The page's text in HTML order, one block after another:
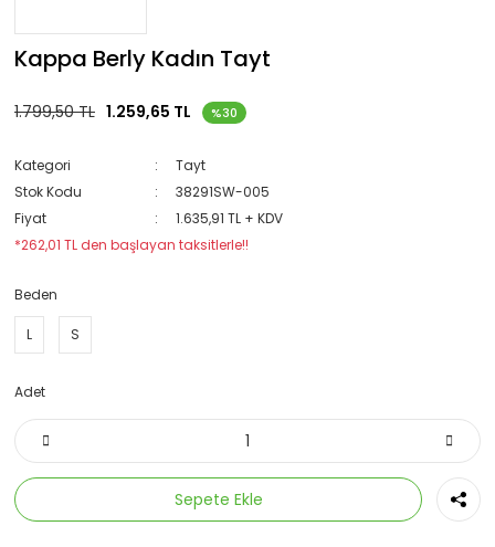
Kappa Berly Kadın Tayt
1.799,50 TL 1.259,65 TL %30
Kategori
Tayt
Stok Kodu
38291SW-005
Fiyat
1.635,91 TL + KDV
*262,01 TL den başlayan taksitlerle!!
Beden
L S
Adet
Sepete Ekle